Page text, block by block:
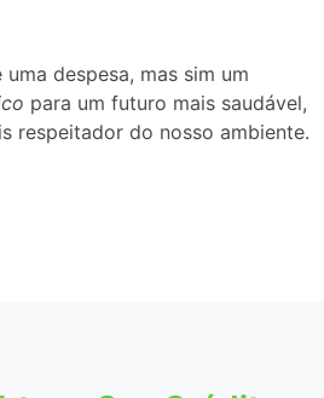
despesa, mas sim um
para um futuro mais saudável,
respeitador do nosso ambiente.